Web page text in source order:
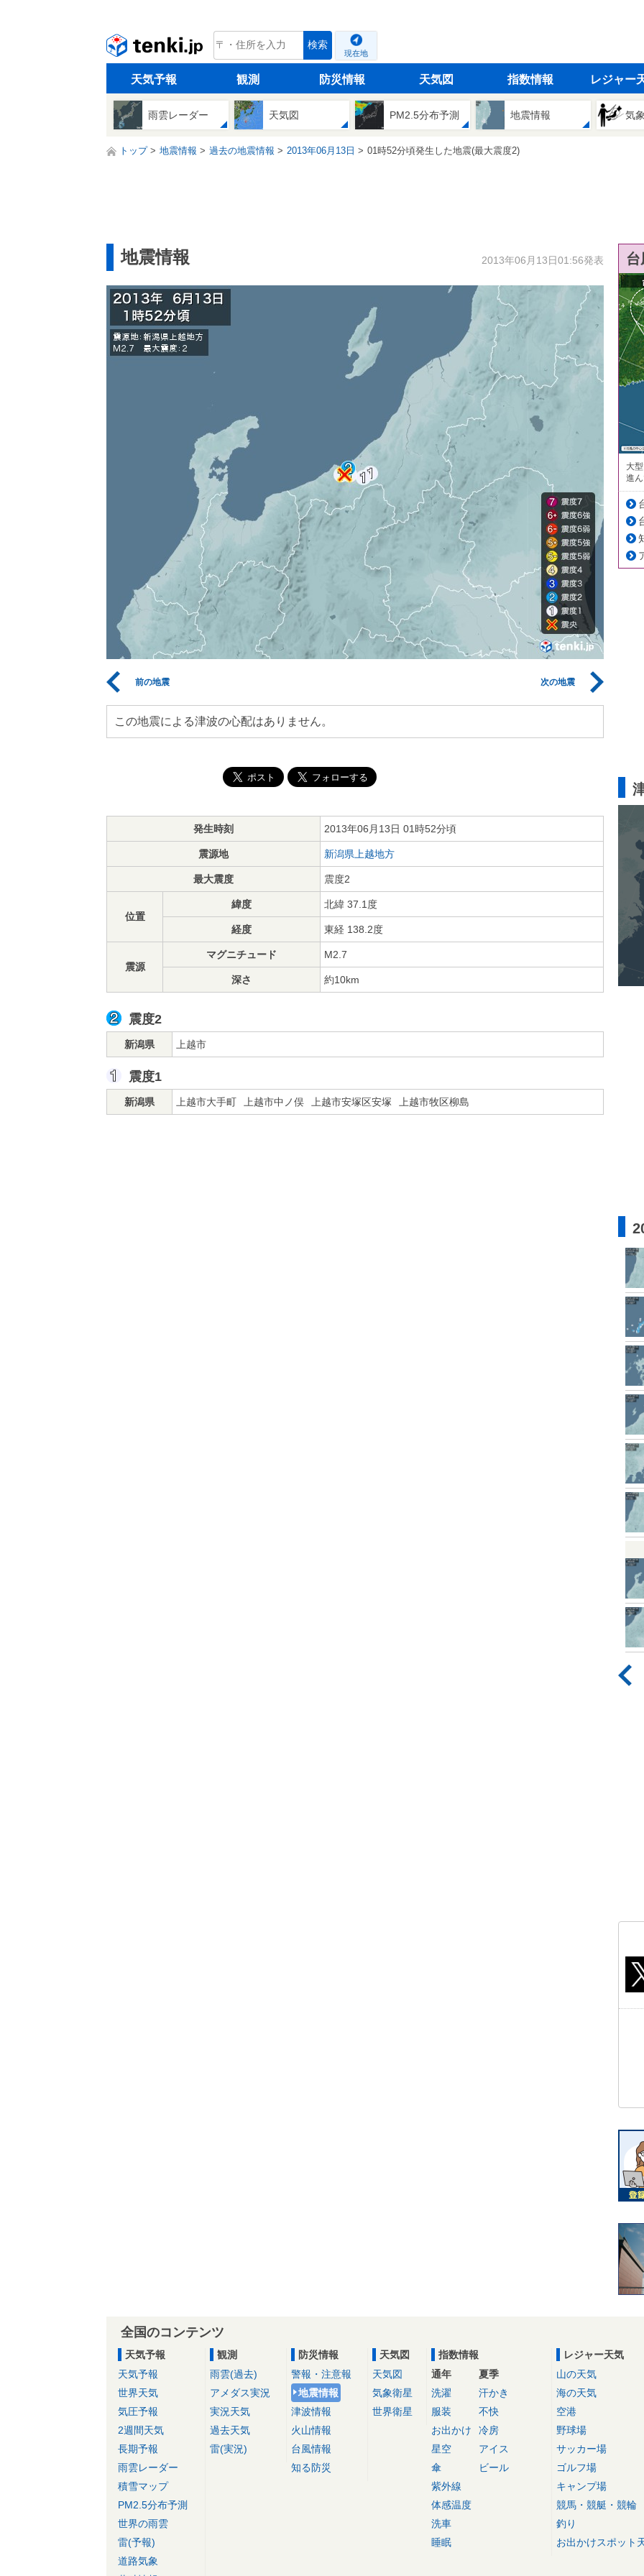
tenki.jp 検索
現在地
天気予報 観測 防災情報 天気図 指数情報 レジャー
雨雲レーダー 天気図 PM2.5分布予測 地震情報 気
トップ 地震情報 過去の地震情報 2013年06月13日 01時52分頃発生した地震(最大震度2)
地震情報 2013年06月13日01:56発表
前の地震 次の地震
この地震による津波の心配はありません。
発生時刻 2013年06月13日 01時52分頃
震源地 新潟県上越地方
最大震度 震度2
位置
緯度 北緯 37.1度
経度 東経 138.2度
震源
マグニチュード M2.7
深さ 約10km
震度2
新潟県 上越市
震度1
新潟県 上越市大手町 上越市中ノ俣 上越市安塚区安塚 上越市牧区柳島
大
進
全国のコンテンツ
天気予報
天気予報
世界天気
気圧予報
2週間天気
長期予報
雨雲レーダー
積雪マップ
PM2.5分布予測
世界の雨雲
雷(予報)
道路気象
観測
雨雲(過去)
アメダス実況
実況天気
過去天気
雷(実況)
防災情報
警報・注意報
地震情報
津波情報
火山情報
台風情報
知る防災
天気図
天気図
気象衛星
世界衛星
指数情報
通年
洗濯
服装
お出かけ
星空
傘
紫外線
体感温度
洗車
睡眠
夏季
汗かき
不快
冷房
アイス
ビール
レジャー天気
山の天気
海の天気
空港
野球場
サッカー場
ゴルフ場
キャンプ場
競馬・競艇・競輪
釣り
お出かけスポット